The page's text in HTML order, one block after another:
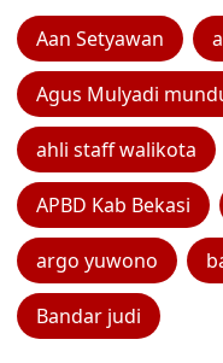
Aan Setyawan
Agus Mulyadi
ahli staff walikota
APBD Kab Bekasi
argo yuwono
Bandar judi